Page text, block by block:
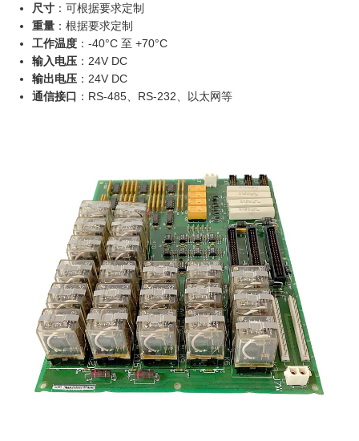
尺寸 ：可根据要求定制
重量 ：根据要求定制
工作温度 ：-40°C 至 +70°C
输入电压 ：24V DC
输出电压 ：24V DC
通信接口 ：RS-485、RS-232、以太网等